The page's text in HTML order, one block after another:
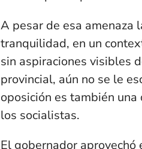
A pesar de esa amenaza
tranquilidad, en un
sin aspiraciones visibles
provincial, aún no se le
oposición es también
los socialistas.
El gobernador